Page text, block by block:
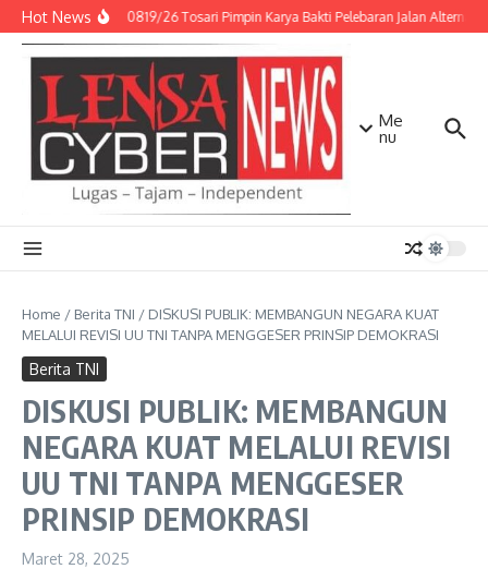
Lewati ke konten
Hot NewsDanramil 0819/26 Tosari Pimpin Karya Bakti Pelebaran Jalan
Me
nu
Home / Berita TNI / DISKUSI PUBLIK: MEMBANGUN NEGARA KUAT
MELALUI REVISI UU TNI TANPA MENGGESER PRINSIP DEMOKRASI
Berita TNI
DISKUSI PUBLIK: MEMBANGUN
NEGARA KUAT MELALUI REVISI
UU TNI TANPA MENGGESER
PRINSIP DEMOKRASI
Maret 28, 2025